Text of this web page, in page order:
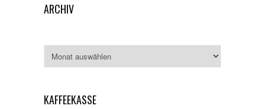
ARCHIV
KAFFEEKASSE